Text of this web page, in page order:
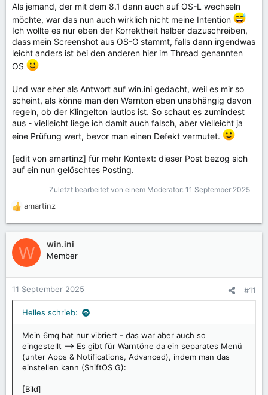
n
:
Als jemand, der mit dem 8.1 dann auch auf OS-L wechseln
möchte, war das nun auch wirklich nicht meine Intention
Ich wollte es nur eben der Korrektheit halber dazuschreiben,
dass mein Screenshot aus OS-G stammt, falls dann irgendwas
leicht anders ist bei den anderen hier im Thread genannten
OS
Und war eher als Antwort auf win.ini gedacht, weil es mir so
scheint, als könne man den Warnton eben unabhängig davon
regeln, ob der Klingelton lautlos ist. So schaut es zumindest
aus - vielleicht liege ich damit auch falsch, aber vielleicht ja
eine Prüfung wert, bevor man einen Defekt vermutet.
[edit von amartinz] für mehr Kontext: dieser Post bezog sich
auf ein nun gelöschtes Posting.
Zuletzt bearbeitet von einem Moderator: 11 September 2025
R
e
a
k
t
o
n
amartinz
W win.ini
Member
11 September 2025 #11
Helles schrieb:
Mein 6mq hat nur vibriert - das war aber auch so
eingestellt --> Es gibt für Warntöne da ein separates Menü
(unter Apps & Notifications, Advanced), indem man das
einstellen kann (ShiftOS G):
[Bild]